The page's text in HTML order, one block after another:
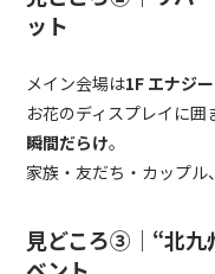
ット
メイン会場は1F エナジ
お花のディスプレイに囲
瞬間だらけ。
家族・友だち・カップ
見どころ③｜“北九